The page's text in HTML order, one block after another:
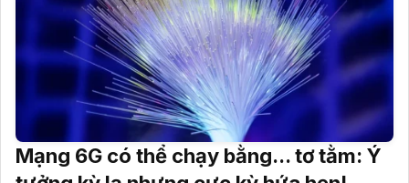
Mạng 6G có thể chạy bằng... tơ tằm: Ý